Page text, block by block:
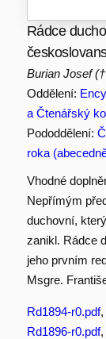
Rádce
Burian Josef
Oddělení:
a Čtenářský
Pododdělení:
roka
Vhodné
Nepřímým
duchovní,
zanikl. Rádce
jeho prvním
Msgre.
Rd1894-r0.pdf,
Rd1896-r0.pdf,